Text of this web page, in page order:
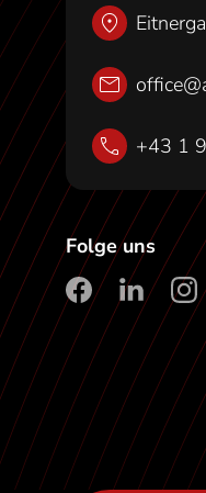
n
t
+43 1
Folge uns
facebook